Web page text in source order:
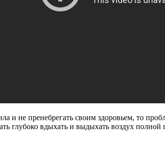
и не пренебрегать своим здоровьем, то
глубоко вдыхать и выдыхать воздух